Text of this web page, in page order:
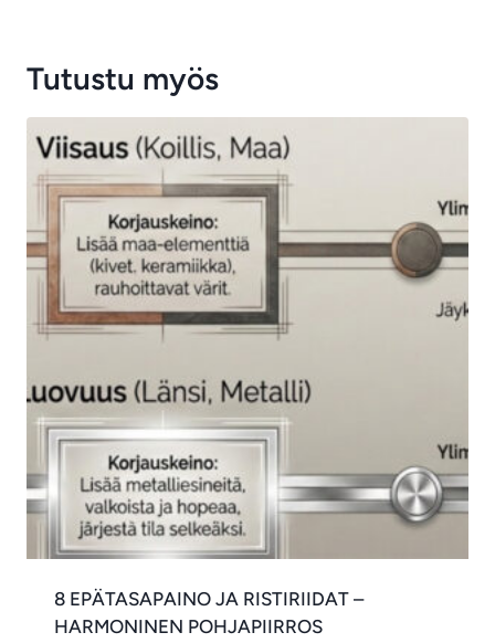
Tutustu myös
8 EPÄTASAPAINO JA RISTIRIIDAT –
HARMONINEN POHJAPIIRROS